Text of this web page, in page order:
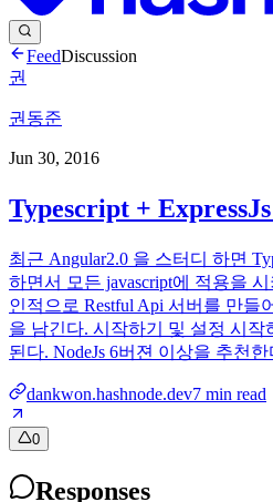
FeedDiscussion
권
권동준
Jun 30, 2016
Typescript +
최근 Angular2.0 을 스터디 하면
하면서 모든 javascript에 적용을
인적으로 Restful Api 서버를 만들
을 남긴다. 시작하기 및 설정 시
된다. NodeJs 6버젼 이상을 추천
dankwon.hashnode.dev7 min read
0
Responses